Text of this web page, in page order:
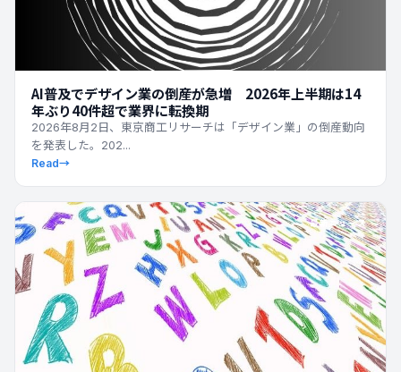
AI普及でデザイン業の倒産が急増 2026年上半期は14
年ぶり40件超で業界に転換期
2026年8月2日、東京商工リサーチは「デザイン業」の倒産動向
を発表した。202...
Read→
最新ニュース